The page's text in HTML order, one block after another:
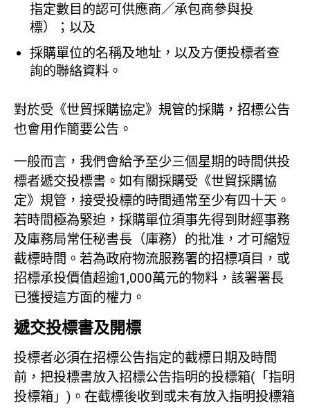
指定數目的認可供應商／承包商參與投
標）；以及
採購單位的名稱及地址，以及方便投標者查
詢的聯絡資料。
對於受《世貿採購協定》規管的採購，招標公告
也會用作簡要公告。
一般而言，我們會給予至少三個星期的時間供投
標者遞交投標書。如有關採購受《世貿採購協
定》規管，接受投標的時間通常至少有四十天。
若時間極為緊迫，採購單位須事先得到財經事務
及庫務局常任秘書長（庫務）的批准，才可縮短
截標時間。若為政府物流服務署的招標項目，或
招標承投價值超逾1,000萬元的物料，該署署長
已獲授這方面的權力。
遞交投標書及開標
投標者必須在招標公告指定的截標日期及時間
前，把投標書放入招標公告指明的投標箱(「指明
投標箱」)。在截標後收到或未有放入指明投標箱